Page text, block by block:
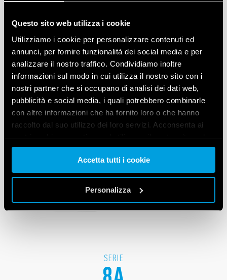
Questo sito web utilizza i cookie
Utilizziamo i cookie per personalizzare contenuti ed
annunci, per fornire funzionalità dei social media e per
analizzare il nostro traffico. Condividiamo inoltre
informazioni sul modo in cui utilizza il nostro sito con i
nostri partner che si occupano di analisi dei dati web,
pubblicità e social media, i quali potrebbero combinarle
con altre informazioni che ha fornito loro o che hanno
raccolto dal suo utilizzo dei loro servizi. Acconsenta ai
nostri cookie se continua ad utilizzare il nostro sito web.
Vai alla Cookie Policy complet a
Accetta tutti i cookie
Personalizza
PRODOTTI
SERIE